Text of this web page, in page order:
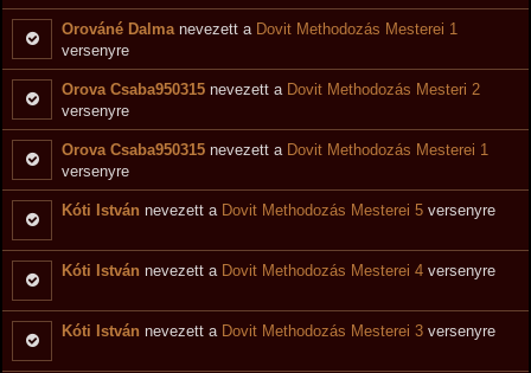
Orováné Dalma nevezett a Dovit Methodozás Mesterei 1
versenyre
Orova Csaba950315 nevezett a Dovit Methodozás Mesteri 2
versenyre
Orova Csaba950315 nevezett a Dovit Methodozás Mesterei 1
versenyre
Kóti István nevezett a Dovit Methodozás Mesterei 5 versenyre
Kóti István nevezett a Dovit Methodozás Mesterei 4 versenyre
Kóti István nevezett a Dovit Methodozás Mesterei 3 versenyre